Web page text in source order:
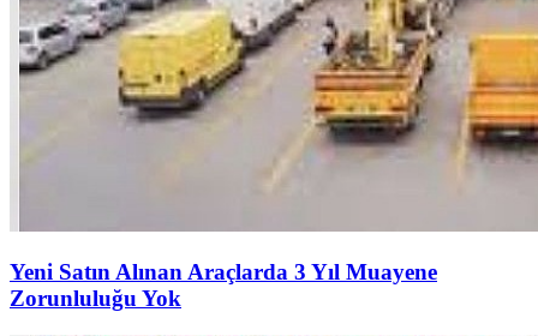
Yeni Satın Alınan Araçlarda 3 Yıl Muayene
Zorunluluğu Yok